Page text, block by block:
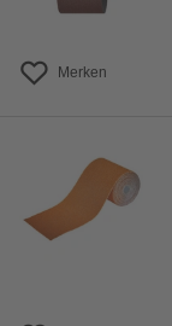
Merken